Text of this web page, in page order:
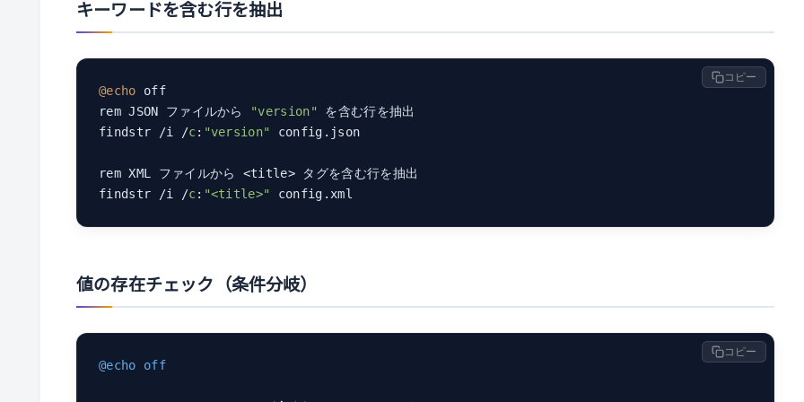
キーワードを含む行を抽出
@echo off
rem JSON ファイルから
"version"
を含む行を抽出
findstr /i /c: "version" config.json
rem XML ファイルから <title> タグを含む行を抽出
findstr /i /c: "<title>" config.xml
コピー
値の存在チェック（条件分岐）
@echo off
コピー